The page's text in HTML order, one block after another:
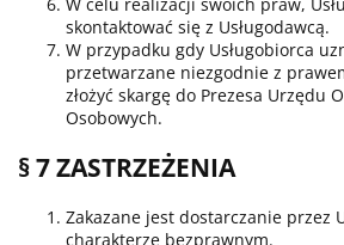
W celu realizacji swoich praw,
skontaktować się z Usługodawcą.
W przypadku gdy Usługobiorca
przetwarzane niezgodnie z
złożyć skargę do Prezesa Urzędu
Osobowych.
§ 7 ZASTRZEŻENIA
Zakazane jest dostarczanie przez
charakterze bezprawnym.